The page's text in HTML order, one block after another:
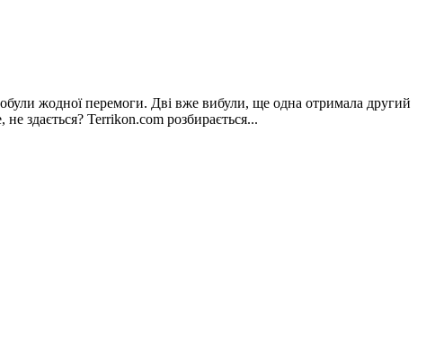
жодної перемоги. Дві вже вибули, ще одна отримала другий
здається? Terrikon.com розбирається...